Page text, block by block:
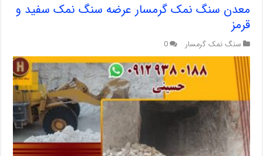
معدن سنگ نمک گرمسار عرضه سنگ نمک سفید و
قرمز
سنگ نمک گرمسار 0